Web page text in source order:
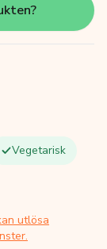
Vegetarisk
utlösa